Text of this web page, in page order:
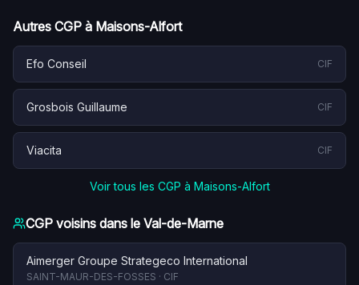
Autres CGP à Maisons-Alfort
Efo Conseil CIF
Grosbois Guillaume CIF
Viacita CIF
Voir tous les CGP à Maisons-Alfort
CGP voisins dans le Val-de-Marne
Aimerger Groupe Strategeco International
SAINT-MAUR-DES-FOSSES · CIF